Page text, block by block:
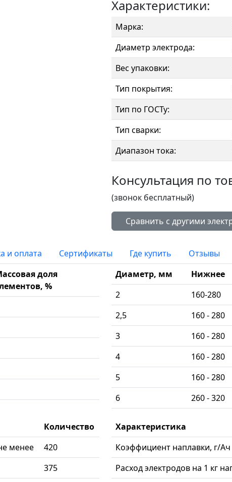
Характеристики:
Марка:
Диаметр электрода:
Вес упаковки:
Тип покрытия:
Тип по ГОСТу:
Тип сварки:
Диапазон тока:
Консультация по
(звонок бесплатный)
и оплата Сертификаты Где купить Отзывы
доля
%
Диаметр, мм Нижнее
2
160-280
2,5
160 - 280
3
160 - 280
4
160 - 280
5
160 - 280
6
260 - 320
Количество
менее
420
375
Характеристика
Коэффициент наплавки, г/Ач
Расход электродов на 1 кг